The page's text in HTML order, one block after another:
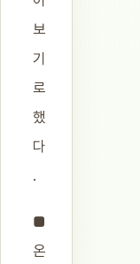
보
기
로
했
다
.
■
온